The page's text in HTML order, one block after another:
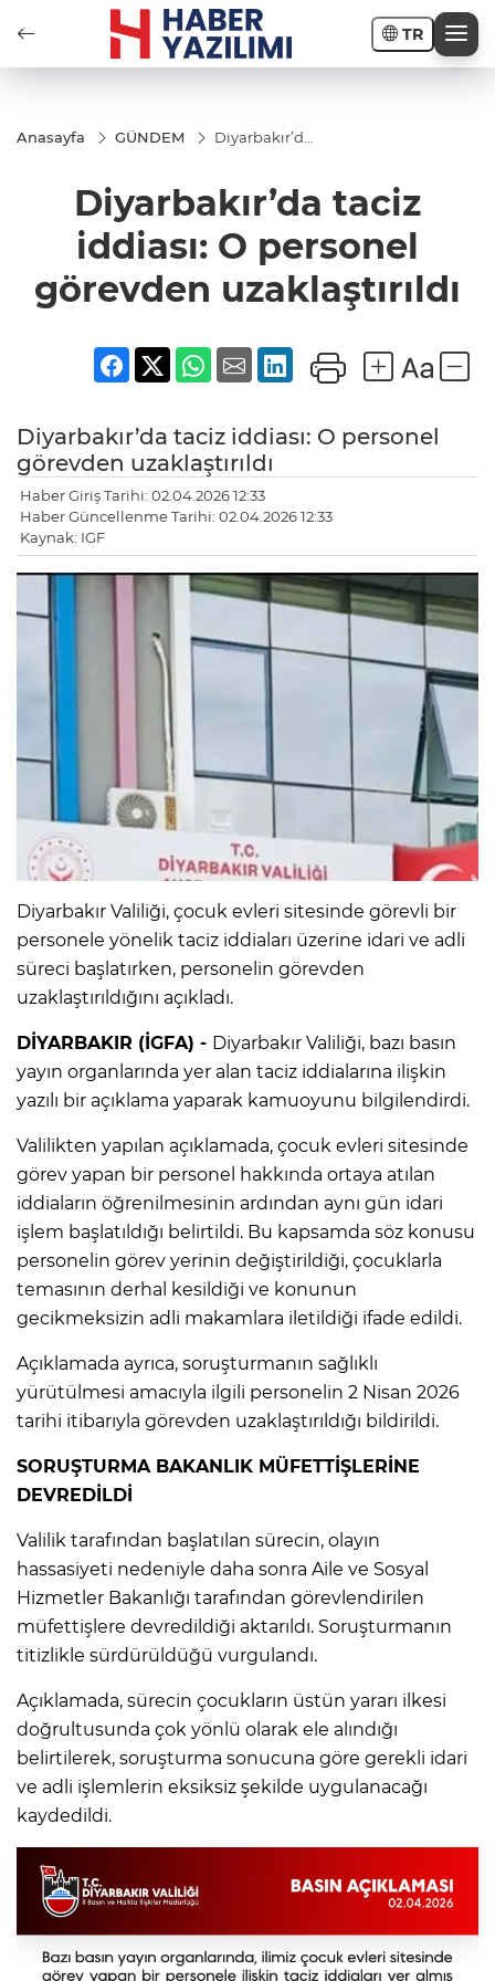
TR
Anasayfa GÜNDEM
Diyarbakır’da
görevden
uzaklaştırıldı
Diyarbakır’da taciz
iddiası: O personel
görevden uzaklaştırıldı
Diyarbakır’da taciz iddiası: O personel
görevden uzaklaştırıldı
Haber Giriş Tarihi: 02.04.2026 12:33
Haber Güncellenme Tarihi: 02.04.2026 12:33
Kaynak: IGF
Diyarbakır Valiliği, çocuk evleri sitesinde görevli bir
personele yönelik taciz iddiaları üzerine idari ve adli
süreci başlatırken, personelin görevden
uzaklaştırıldığını açıkladı.
DİYARBAKIR (İGFA) - Diyarbakır Valiliği, bazı basın
yayın organlarında yer alan taciz iddialarına ilişkin
yazılı bir açıklama yaparak kamuoyunu bilgilendirdi.
Valilikten yapılan açıklamada, çocuk evleri sitesinde
görev yapan bir personel hakkında ortaya atılan
iddiaların öğrenilmesinin ardından aynı gün idari
işlem başlatıldığı belirtildi. Bu kapsamda söz konusu
personelin görev yerinin değiştirildiği, çocuklarla
temasının derhal kesildiği ve konunun
gecikmeksizin adli makamlara iletildiği ifade edildi.
Açıklamada ayrıca, soruşturmanın sağlıklı
yürütülmesi amacıyla ilgili personelin 2 Nisan 2026
tarihi itibarıyla görevden uzaklaştırıldığı bildirildi.
SORUŞTURMA BAKANLIK MÜFETTİŞLERİNE
DEVREDİLDİ
Valilik tarafından başlatılan sürecin, olayın
hassasiyeti nedeniyle daha sonra Aile ve Sosyal
Hizmetler Bakanlığı tarafından görevlendirilen
müfettişlere devredildiği aktarıldı. Soruşturmanın
titizlikle sürdürüldüğü vurgulandı.
Açıklamada, sürecin çocukların üstün yararı ilkesi
doğrultusunda çok yönlü olarak ele alındığı
belirtilerek, soruşturma sonucuna göre gerekli idari
ve adli işlemlerin eksiksiz şekilde uygulanacağı
kaydedildi.